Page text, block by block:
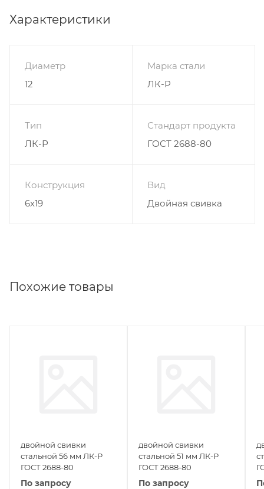
Характеристики
Диаметр
12
Марка стали
ЛК-Р
Тип
ЛК-Р
Стандарт продукта
ГОСТ 2688-80
Конструкция
6х19
Вид
Двойная свивка
Похожие товары
двойной свивки
стальной 56 мм ЛК-Р
ГОСТ 2688-80
По запросу
двойной свивки
стальной 51 мм ЛК-Р
ГОСТ 2688-80
По запросу